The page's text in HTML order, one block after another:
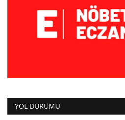
YOL DURUMU